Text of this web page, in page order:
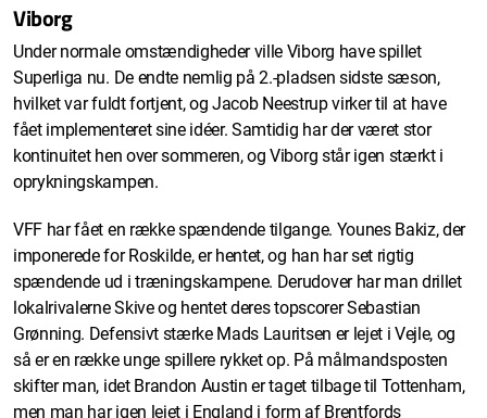
Viborg
Under normale omstændigheder ville Viborg have spillet
Superliga nu. De endte nemlig på 2.-pladsen sidste sæson,
hvilket var fuldt fortjent, og Jacob Neestrup virker til at have
fået implementeret sine idéer. Samtidig har der været stor
kontinuitet hen over sommeren, og Viborg står igen stærkt i
oprykningskampen.
VFF har fået en række spændende tilgange. Younes Bakiz, der
imponerede for Roskilde, er hentet, og han har set rigtig
spændende ud i træningskampene. Derudover har man drillet
lokalrivalerne Skive og hentet deres topscorer Sebastian
Grønning. Defensivt stærke Mads Lauritsen er lejet i Vejle, og
så er en række unge spillere rykket op. På målmandsposten
skifter man, idet Brandon Austin er taget tilbage til Tottenham,
men man har igen lejet i England i form af Brentfords